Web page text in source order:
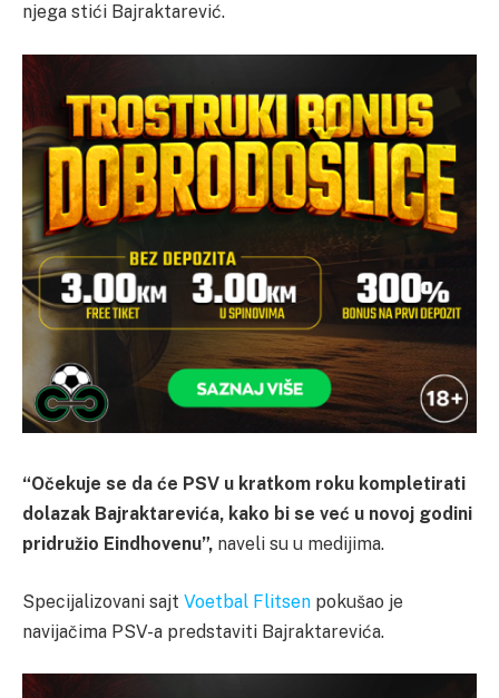
njega stići Bajraktarević.
“Očekuje se da će PSV u kratkom roku kompletirati
dolazak Bajraktarevića, kako bi se već u novoj godini
pridružio Eindhovenu”, naveli su u medijima.
Specijalizovani sajt Voetbal Flitsen pokušao je
navijačima PSV-a predstaviti Bajraktarevića.